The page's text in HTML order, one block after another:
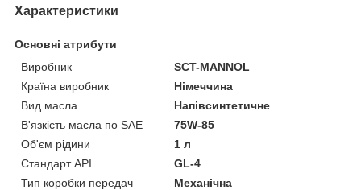
Характеристики
Основні атрибути
Виробник
SCT-MANNOL
Країна виробник
Німеччина
Вид масла
Напівсинтетичне
В'язкість масла по SAE
75W-85
Об'єм рідини
1 л
Стандарт API
GL-4
Тип коробки передач
Механічна